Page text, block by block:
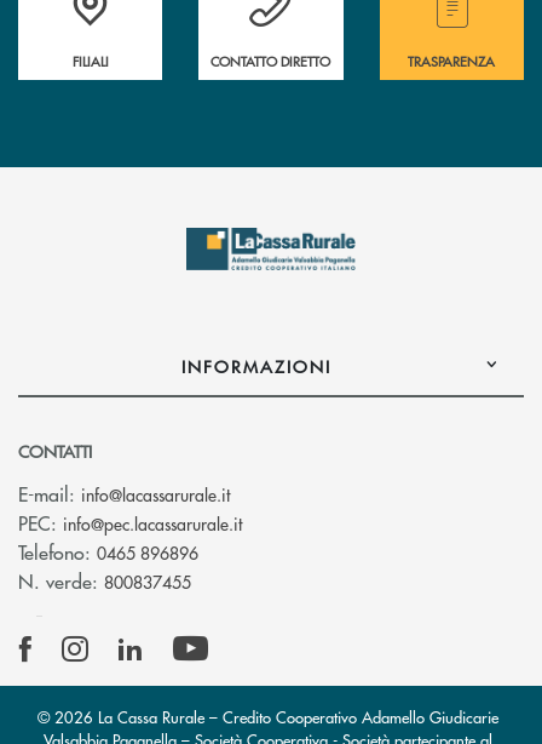
FILIALI CONTATTO DIRETTO TRASPARENZA
INFORMAZIONI
CONTATTI
E-mail: info@lacassarurale.it(si apre l’app di posta elettronica)
PEC: info@pec.lacassarurale.it(si apre l’app di posta elettronica)
Telefono: 0465 896896
N. verde: 800837455
© 2026 La Cassa Rurale – Credito Cooperativo Adamello Giudicarie